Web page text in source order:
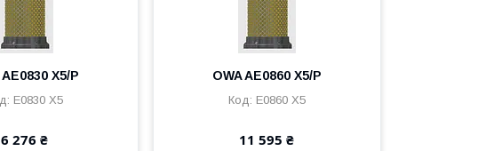
AE0830 X5/P
E0830 X5
6 276 ₴
OWA AE0860 X5/P
E0860 X5
11 595 ₴